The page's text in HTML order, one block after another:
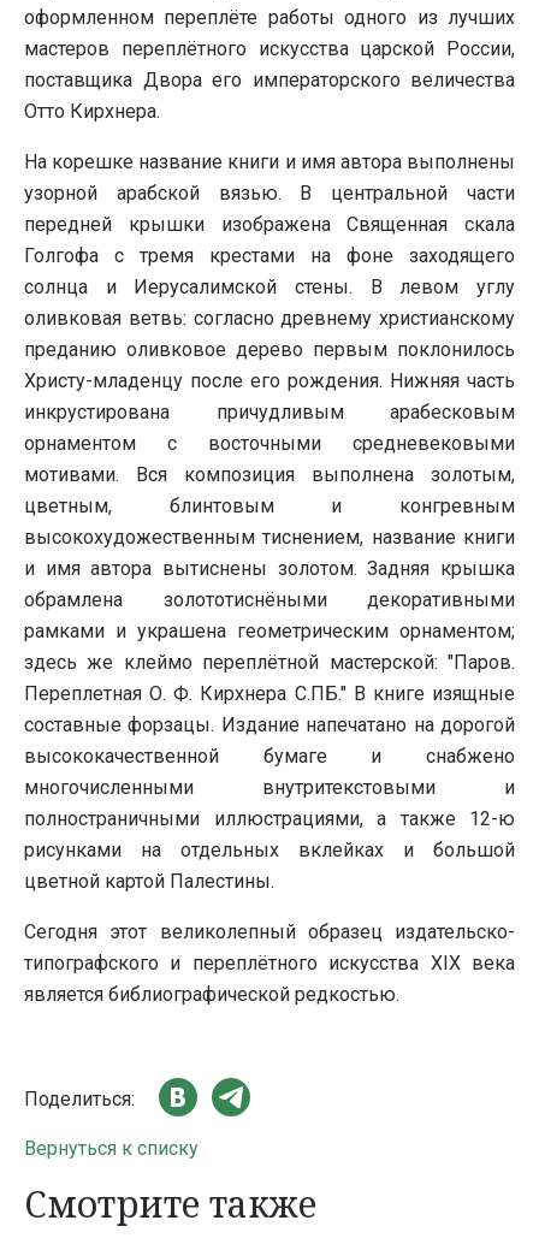
оформленном переплёте работы одного из лучших
мастеров переплётного искусства царской России,
поставщика Двора его императорского величества
Отто Кирхнера.
На корешке название книги и имя автора выполнены
узорной арабской вязью. В центральной части
передней крышки изображена Священная скала
Голгофа с тремя крестами на фоне заходящего
солнца и Иерусалимской стены. В левом углу
оливковая ветвь: согласно древнему христианскому
преданию оливковое дерево первым поклонилось
Христу-младенцу после его рождения. Нижняя часть
инкрустирована причудливым арабесковым
орнаментом с восточными средневековыми
мотивами. Вся композиция выполнена золотым,
цветным, блинтовым и конгревным
высокохудожественным тиснением, название книги
и имя автора вытиснены золотом. Задняя крышка
обрамлена золототиснёными декоративными
рамками и украшена геометрическим орнаментом;
здесь же клеймо переплётной мастерской: "Паров.
Переплетная О. Ф. Кирхнера С.ПБ." В книге изящные
составные форзацы. Издание напечатано на дорогой
высококачественной бумаге и снабжено
многочисленными внутритекстовыми и
полностраничными иллюстрациями, а также 12-ю
рисунками на отдельных вклейках и большой
цветной картой Палестины.
Сегодня этот великолепный образец издательско-
типографского и переплётного искусства XIX века
является библиографической редкостью.
Поделиться:
Вернуться к списку
Смотрите также